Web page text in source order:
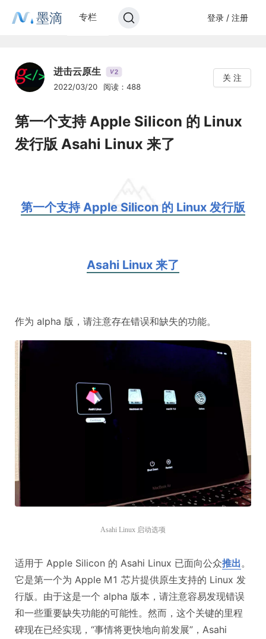
墨滴 专栏 登录 / 注册
进击云原生 V2
2022/03/20 阅读：488
关 注
第一个支持 Apple Silicon 的 Linux
发行版 Asahi Linux 来了
第一个支持 Apple Silicon 的 Linux 发行版
Asahi Linux 来了
作为 alpha 版，请注意存在错误和缺失的功能。
Asahi Linux 启动选项
适用于 Apple Silicon 的 Asahi Linux 已面向公众推出。
它是第一个为 Apple M1 芯片提供原生支持的 Linux 发
行版。由于这是一个 alpha 版本，请注意容易发现错误
和一些重要缺失功能的可能性。然而，这个关键的里程
碑现在已经实现，“事情将更快地向前发展”，Asahi